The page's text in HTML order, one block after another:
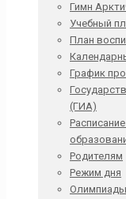
Гимн
Учебный
План
График
(ГИА)
Родителям
Режим дня
Олимпиады